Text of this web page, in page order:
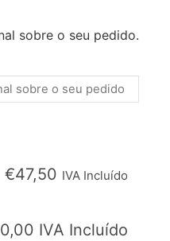
sobre o seu pedido.
€47,50 IVA Incluído
0,00 IVA Incluído